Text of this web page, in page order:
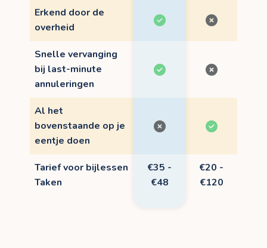
Erkend door de
overheid
Snelle vervanging
bij last-minute
annuleringen
Al het
bovenstaande op je
eentje doen
Tarief voor bijlessen
Taken
€35 -
€48
€20 -
€120